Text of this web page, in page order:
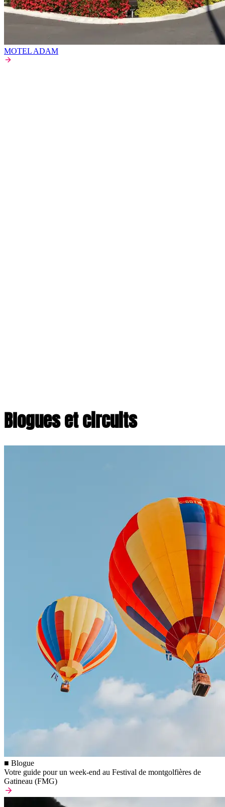
MOTEL ADAM
Blogues et circuits
■ Blogue
Votre guide pour un week-end au Festival de montgolfières de
Gatineau (FMG)